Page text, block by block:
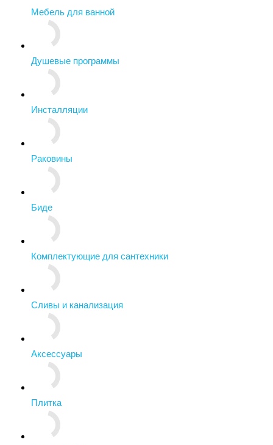
Мебель для ванной
Душевые программы
Инсталляции
Раковины
Биде
Комплектующие для сантехники
Сливы и канализация
Аксессуары
Плитка